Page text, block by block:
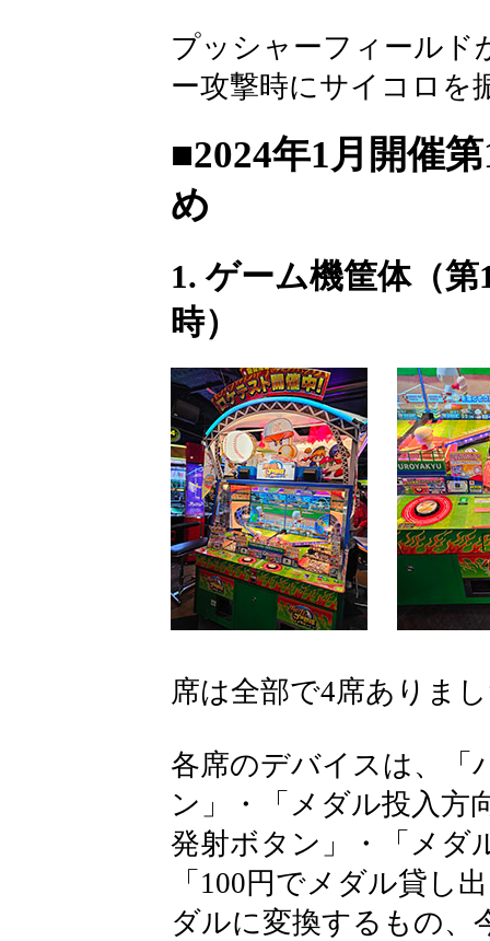
プッシャーフィールド
ー攻撃時にサイコロを
■2024年1月開催
め
1. ゲーム機筐体（
時）
席は全部で4席ありま
各席のデバイスは、「
ン」・「メダル投入方
発射ボタン」・「メダ
「100円でメダル貸し
ダルに変換するもの、